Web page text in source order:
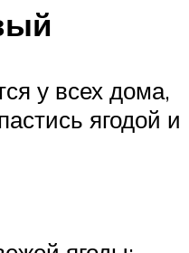
у всех дома,
ягодой и